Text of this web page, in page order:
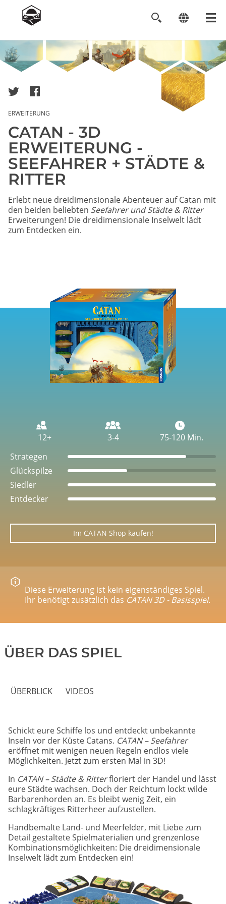
Image
ERWEITERUNG
CATAN - 3D
ERWEITERUNG -
SEEFAHRER + STÄDTE &
RITTER
Erlebt neue dreidimensionale Abenteuer auf Catan mit
den beiden beliebten Seefahrer und Städte & Ritter
Erweiterungen! Die dreidimensionale Inselwelt lädt
zum Entdecken ein.
12+ 3-4
75-120 Min.
Strategen
Glückspilze
Siedler
Entdecker
Im CATAN Shop kaufen!
Diese Erweiterung ist kein eigenständiges Spiel.
Ihr benötigt zusätzlich das CATAN 3D - Basisspiel.
ÜBER DAS SPIEL
ÜBERBLICK VIDEOS
Schickt eure Schiffe los und entdeckt unbekannte
Inseln vor der Küste Catans. CATAN – Seefahrer
eröffnet mit wenigen neuen Regeln endlos viele
Möglichkeiten. Jetzt zum ersten Mal in 3D!
In CATAN – Städte & Ritterfloriert der Handel und lässt
eure Städte wachsen. Doch der Reichtum lockt wilde
Barbarenhorden an. Es bleibt wenig Zeit, ein
schlagkräftiges Ritterheer aufzustellen.
Handbemalte Land- und Meerfelder, mit Liebe zum
Detail gestaltete Spielmaterialien und grenzenlose
Kombinationsmöglichkeiten: Die dreidimensionale
Inselwelt lädt zum Entdecken ein!